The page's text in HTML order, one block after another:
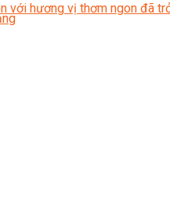
với hương vị thơm ngon đã